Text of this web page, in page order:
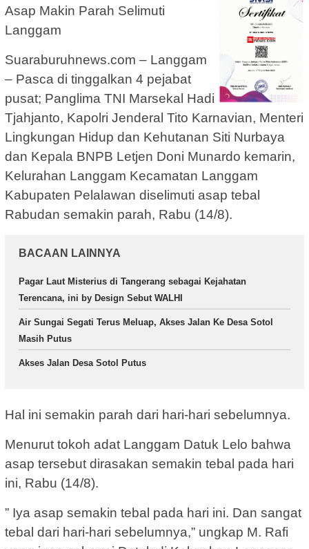
Asap Makin Parah Selimuti
Langgam
Suaraburuhnews.com – Langgam
– Pasca di tinggalkan 4 pejabat
pusat; Panglima TNI Marsekal Hadi
Tjahjanto, Kapolri Jenderal Tito Karnavian, Menteri
Lingkungan Hidup dan Kehutanan Siti Nurbaya
dan Kepala BNPB Letjen Doni Munardo kemarin,
Kelurahan Langgam Kecamatan Langgam
Kabupaten Pelalawan diselimuti asap tebal
Rabudan semakin parah, Rabu (14/8).
BACAAN LAINNYA
Pagar Laut Misterius di Tangerang sebagai Kejahatan
Terencana, ini by Design Sebut WALHI
Air Sungai Segati Terus Meluap, Akses Jalan Ke Desa Sotol
Masih Putus
Akses Jalan Desa Sotol Putus
Hal ini semakin parah dari hari-hari sebelumnya.
Menurut tokoh adat Langgam Datuk Lelo bahwa
asap tersebut dirasakan semakin tebal pada hari
ini, Rabu (14/8).
” Iya asap semakin tebal pada hari ini. Dan sangat
tebal dari hari-hari sebelumnya,” ungkap M. Rafi